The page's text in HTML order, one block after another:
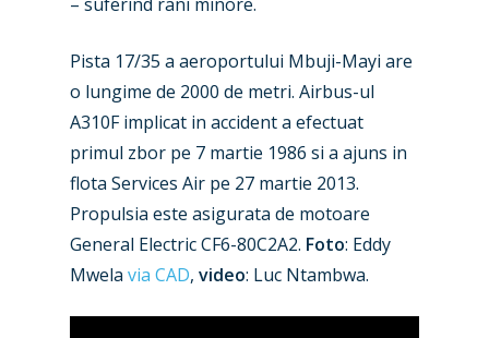
Pista 17/35 a aeroportului Mbuji-Mayi are
o lungime de 2000 de metri. Airbus-ul
A310F implicat in accident a efectuat
primul zbor pe 7 martie 1986 si a ajuns in
flota Services Air pe 27 martie 2013.
Propulsia este asigurata de motoare
General Electric CF6-80C2A2. Foto: Eddy
Mwela via CAD, video: Luc Ntambwa.
New Routes
Industry